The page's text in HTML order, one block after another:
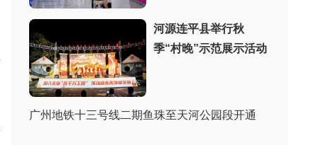
河源连平县举行秋
季“村晚”示范展示活动
广州地铁十三号线二期鱼珠至天河公园段开通